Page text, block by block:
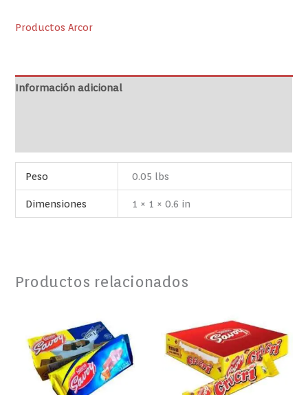
Productos Arcor
Información adicional
Peso 0.05 lbs
Dimensiones 1 × 1 × 0.6 in
Productos relacionados
con
Leche
5X130g
cantidad
CRI
CRI
12x27g
cantidad